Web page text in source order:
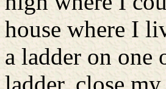
house where I
a ladder on
ladder, close